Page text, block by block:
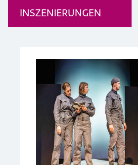
INSZENIERUNGEN